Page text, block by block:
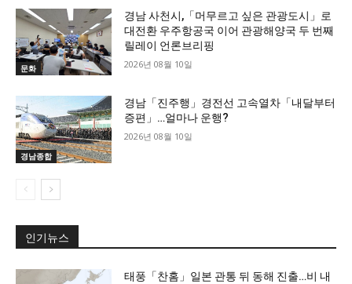
문화
경남 사천시,「머무르고 싶은 관광도시」로
대전환 우주항공국 이어 관광해양국 두 번째
릴레이 언론브리핑
2026년 08월 10일
경남종합
경남「진주행」경전선 고속열차「내달부터
증편」…얼마나 운행?
2026년 08월 10일
인기뉴스
태풍「찬홈」일본 관통 뒤 동해 진출…비 내